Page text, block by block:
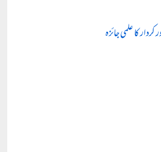
کا علمی جائزہ